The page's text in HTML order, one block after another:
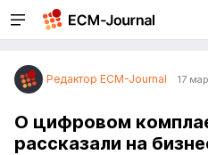
Редактор ECM-Journal 17
О цифровом
рассказали на